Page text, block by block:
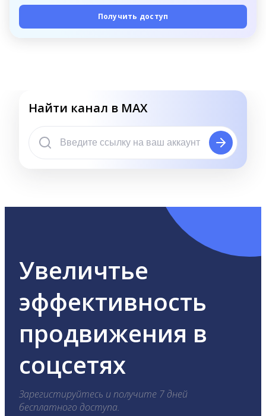
Получить доступ
Найти канал в MAX
Увеличтье
эффективность
продвижения в
соцсетях
Зарегистируйтесь и получите 7 дней
бесплатного доступа.